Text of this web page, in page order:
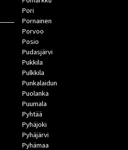
Pori
Pornainen
Porvoo
Posio
Pudasjärvi
Pukkila
Pulkkila
Punkalaidun
Puolanka
Puumala
Pyhtää
Pyhäjoki
Pyhäjärvi
Pyhämaa